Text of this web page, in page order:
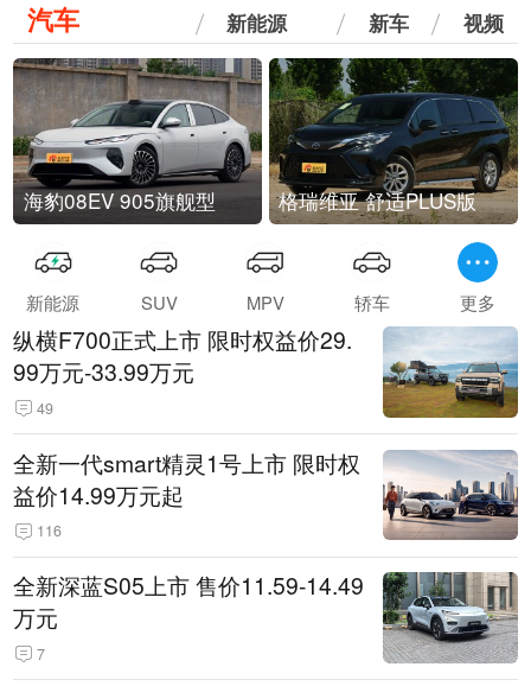
汽车 新能源 新车 视频
海豹08EV 905旗舰型 格瑞维亚 舒适PLUS版
新能源 SUV MPV 轿车 更多
纵横F700正式上市 限时权益价29.
99万元-33.99万元
49
全新一代smart精灵1号上市 限时权
益价14.99万元起
116
全新深蓝S05上市 售价11.59-14.49
万元
7